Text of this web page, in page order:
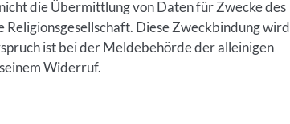
die Übermittlung von Daten für Zwecke des
Diese Zweckbindung wird
ist bei der Meldebehörde der alleinigen
Widerruf.